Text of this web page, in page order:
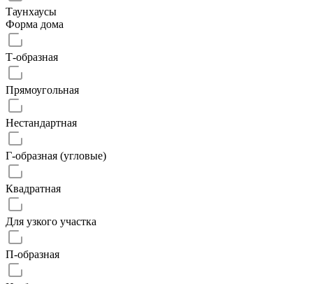
Таунхаусы
Форма дома
Т-образная
Прямоугольная
Нестандартная
Г-образная (угловые)
Квадратная
Для узкого участка
П-образная